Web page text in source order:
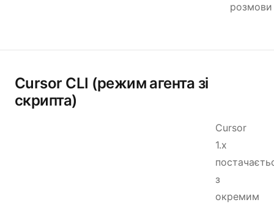
розмови
Cursor CLI (режим агента зі
скрипта)
Cursor
1.x
з
окремим